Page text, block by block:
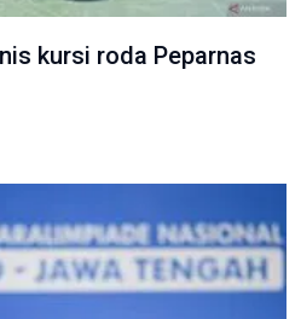
kursi roda Peparnas